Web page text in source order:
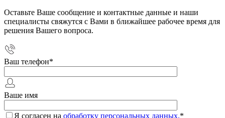
Оставьте Ваше сообщение и контактные данные и наши
специалисты свяжутся с Вами в ближайшее рабочее время для
решения Вашего вопроса.
Ваш телефон*
Ваше имя
Я согласен на обработку персональных данных.*